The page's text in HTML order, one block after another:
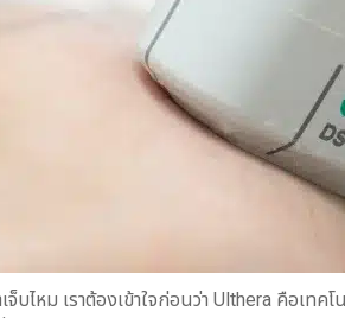
จ็บไหม เราต้องเข้าใจก่อนว่า Ulthera คือเท